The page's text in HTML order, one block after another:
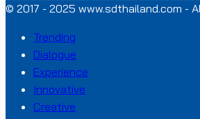
© 2017 - 2025 www.sdthailand.com -
Trending
Dialogue
Experience
Innovative
Creative